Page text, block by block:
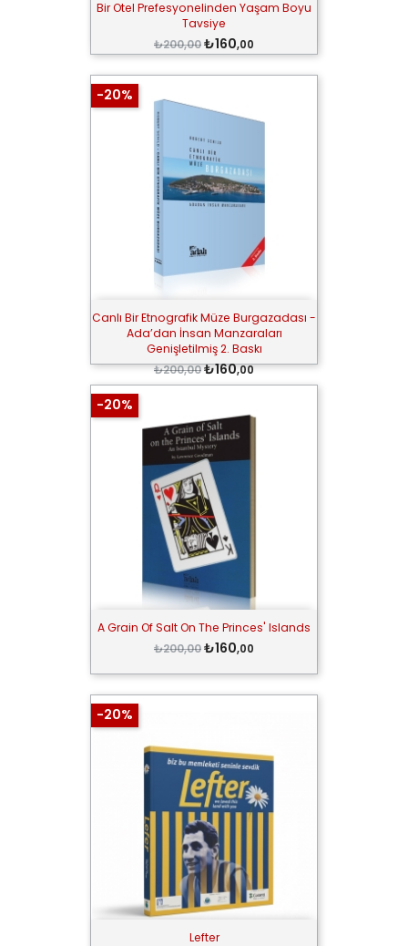
Bir Otel Prefesyonelinden Yaşam Boyu
Tavsiye
₺200,00₺160,00
Canlı Bir Etnografik Müze Burgazadası -
Ada’dan İnsan Manzaraları
Genişletilmiş 2. Baskı
₺200,00₺160,00
-20%
A Grain Of Salt On The Princes' Islands
₺200,00₺160,00
-20%
Lefter
-20%